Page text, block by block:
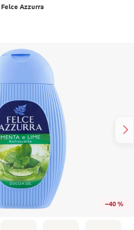
Felce Azzurra
–40 %